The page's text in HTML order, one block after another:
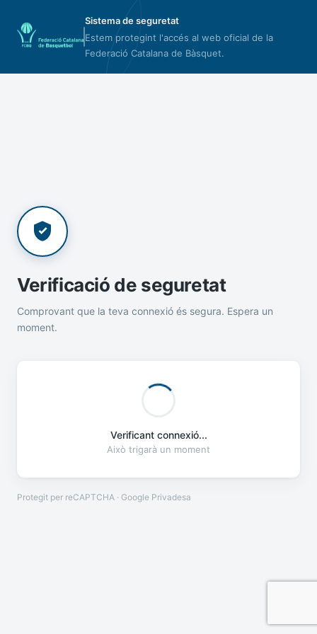
Sistema de seguretat
Estem protegint l'accés al web oficial de la
Federació Catalana de Bàsquet.
Verificació de seguretat
Comprovant que la teva connexió és segura. Espera un
moment.
Verificant connexió...
Això trigarà un moment
Protegit per reCAPTCHA · Google Privadesa